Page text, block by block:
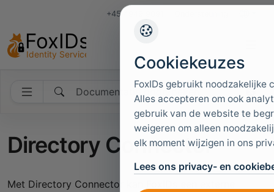
+45 4949 9091
Documentatie doorzoeken
Directory Connector
Met Directory Connector kan FoxIDs een externe
Cookiekeuzes
FoxIDs gebruikt noodzakelijke
Alles accepteren om ook
gebruik van de website te
weigeren om alleen
elk moment wijzigen in ons
Lees ons privacy- en